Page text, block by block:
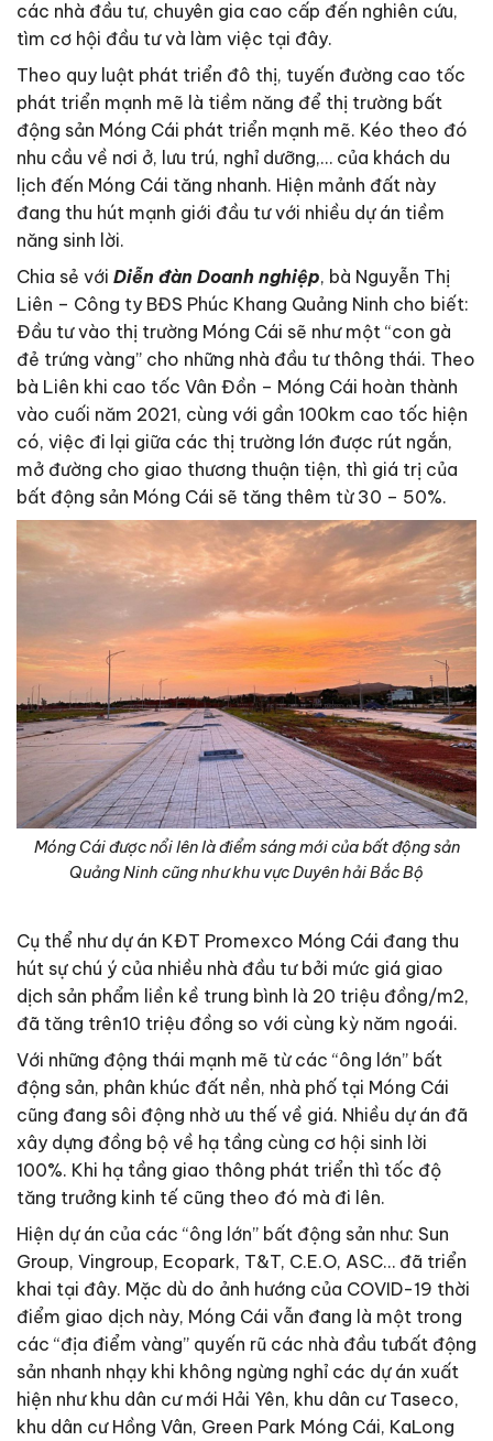
các nhà đầu tư, chuyên gia cao cấp đến nghiên cứu,
tìm cơ hội đầu tư và làm việc tại đây.
Theo quy luật phát triển đô thị, tuyến đường cao tốc
phát triển mạnh mẽ là tiềm năng để thị trường bất
động sản Móng Cái phát triển mạnh mẽ. Kéo theo đó
nhu cầu về nơi ở, lưu trú, nghỉ dưỡng,… của khách du
lịch đến Móng Cái tăng nhanh. Hiện mảnh đất này
đang thu hút mạnh giới đầu tư với nhiều dự án tiềm
năng sinh lời.
Chia sẻ với Diễn đàn Doanh nghiệp, bà Nguyễn Thị
Liên – Công ty BĐS Phúc Khang Quảng Ninh cho biết:
Đầu tư vào thị trường Móng Cái sẽ như một “con gà
đẻ trứng vàng” cho những nhà đầu tư thông thái. Theo
bà Liên khi cao tốc Vân Đồn – Móng Cái hoàn thành
vào cuối năm 2021, cùng với gần 100km cao tốc hiện
có, việc đi lại giữa các thị trường lớn được rút ngắn,
mở đường cho giao thương thuận tiện, thì giá trị của
bất động sản Móng Cái sẽ tăng thêm từ 30 – 50%.
Móng Cái được nổi lên là điểm sáng mới của bất động sản
Quảng Ninh cũng như khu vực Duyên hải Bắc Bộ
Cụ thể như dự án KĐT Promexco Móng Cái đang thu
hút sự chú ý của nhiều nhà đầu tư bởi mức giá giao
dịch sản phẩm liền kề trung bình là 20 triệu đồng/m2,
đã tăng trên10 triệu đồng so với cùng kỳ năm ngoái.
Với những động thái mạnh mẽ từ các “ông lớn” bất
động sản, phân khúc đất nền, nhà phố tại Móng Cái
cũng đang sôi động nhờ ưu thế về giá. Nhiều dự án đã
xây dựng đồng bộ về hạ tầng cùng cơ hội sinh lời
100%. Khi hạ tầng giao thông phát triển thì tốc độ
tăng trưởng kinh tế cũng theo đó mà đi lên.
Hiện dự án của các “ông lớn” bất động sản như: Sun
Group, Vingroup, Ecopark, T&T, C.E.O, ASC… đã triển
khai tại đây. Mặc dù do ảnh hướng của COVID-19 thời
điểm giao dịch này, Móng Cái vẫn đang là một trong
các “địa điểm vàng” quyến rũ các nhà đầu tưbất động
sản nhanh nhạy khi không ngừng nghỉ các dự án xuất
hiện như khu dân cư mới Hải Yên, khu dân cư Taseco,
khu dân cư Hồng Vân, Green Park Móng Cái, KaLong